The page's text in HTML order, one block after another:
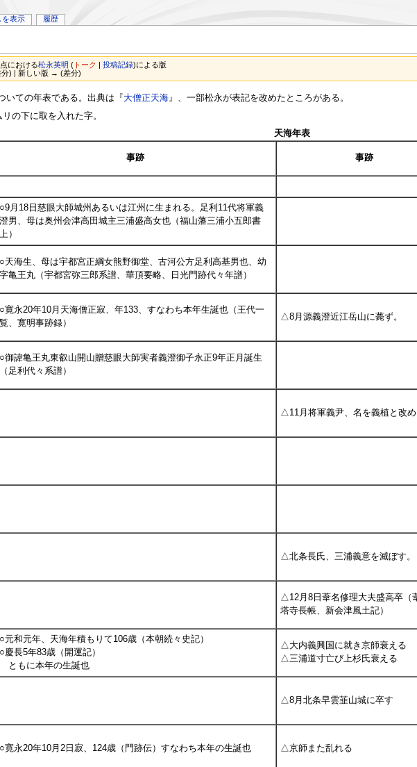
における松永英明 (トーク | 投稿記録)による版
分) | 新しい版 → (差分)
いての年表である。出典は『 大僧正天海』、一部松永が表記を改めたところがある。
の下に取を入れた字。
天海年表
事跡 事跡
○9月18日慈眼大師城州あるいは江州に生まれる。足利11代将軍義
澄男、母は奥州会津高田城主三浦盛高女也（福山藩三浦小五郎書
上）
○天海生、母は宇都宮正綱女熊野御堂、古河公方足利高基男也、幼
字亀王丸（宇都宮弥三郎系譜、華頂要略、日光門跡代々年譜）
○寛永20年10月天海僧正寂、年133、すなわち本年生誕也（王代一
覧、寛明事跡録）
△8月源義澄近江岳山に薨ず。
○御諱亀王丸東叡山開山贈慈眼大師実者義澄御子永正9年正月誕生
（足利代々系譜）
△11月将軍義尹、名を義植と改め
△北条長氏、三浦義意を滅ぼす。
△12月8日葦名修理大夫盛高卒（
塔寺長帳、新会津風土記）
○元和元年、天海年積もりて106歳（本朝続々史記）
○慶長5年83歳（開運記）
ともに本年の生誕也
△大内義興国に就き京師衰える
△三浦道寸亡び上杉氏衰える
△8月北条早雲韮山城に卒す
○寛永20年10月2日寂、124歳（門跡伝）すなわち本年の生誕也 △京師また乱れる
を表示 履歴